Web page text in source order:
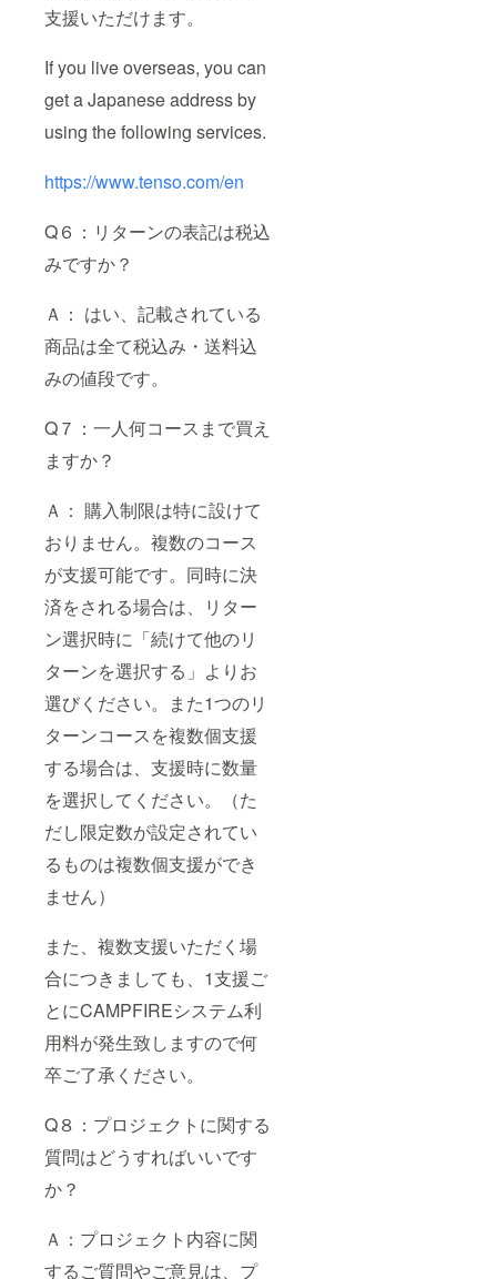
支援いただけます。
If you live overseas, you can
get a Japanese address by
using the following services.
https://www.tenso.com/en
Q６：リターンの表記は税込
みですか？
Ａ： はい、記載されている
商品は全て税込み・送料込
みの値段です。
Q７：一人何コースまで買え
ますか？
Ａ： 購入制限は特に設けて
おりません。複数のコース
が支援可能です。同時に決
済をされる場合は、リター
ン選択時に「続けて他のリ
ターンを選択する」よりお
選びください。また1つのリ
ターンコースを複数個支援
する場合は、支援時に数量
を選択してください。（た
だし限定数が設定されてい
るものは複数個支援ができ
ません）
また、複数支援いただく場
合につきましても、1支援ご
とにCAMPFIREシステム利
用料が発生致しますので何
卒ご了承ください。
Q８：プロジェクトに関する
質問はどうすればいいです
か？
Ａ：プロジェクト内容に関
するご質問やご意見は、プ